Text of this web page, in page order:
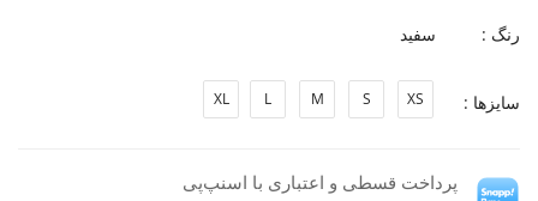
رنگ : سفید
سایزها : XS
S
M
L
XL
پرداخت قسطی و اعتباری با اسنپ‌پی